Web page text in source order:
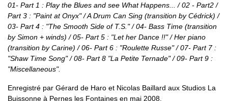
01- Part 1 : Play the Blues and see What Happens... / 02 - Part2 /
Part 3 : "Paint at Onyx" / A Drum Can Sing (transition by Cédrick) /
03- Part 4 : "The Smooth Side of T.S." / 04- Bass Time (transition
by Simon + winds) / 05- Part 5 : "Let her Dance !!" / Her piano
(transition by Carine) / 06- Part 6 : "Roulette Russe" / 07- Part 7 :
"Shaw Time Song" / 08- Part 8 "La Petite Ternade" / 09- Part 9 :
"Miscellaneous".
Enregistré par Gérard de Haro et Nicolas Baillard aux Studios La
Buissonne à Pernes les Fontaines en mai 2008.